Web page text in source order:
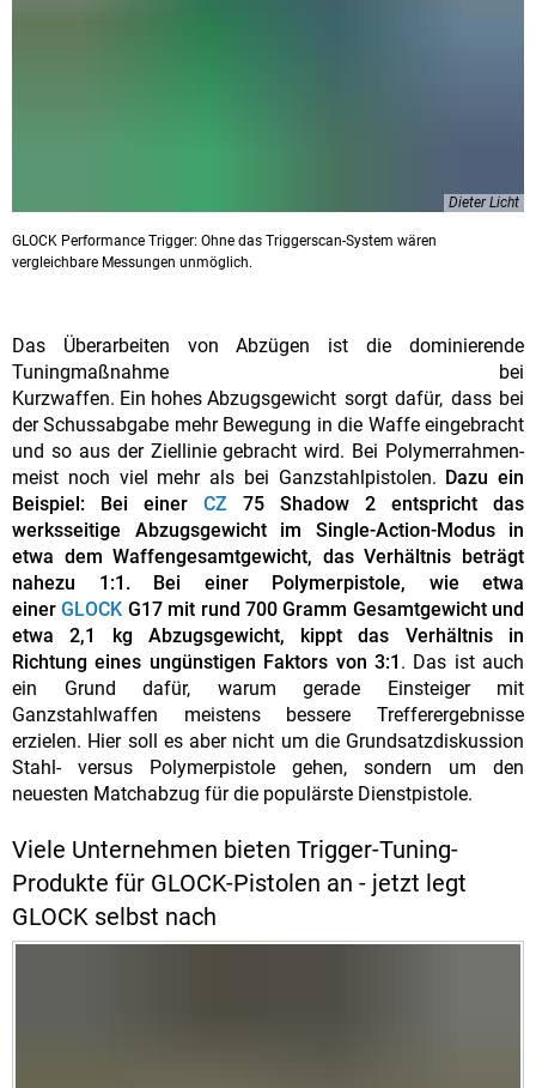
Dieter Licht
GLOCK Performance Trigger: Ohne das Triggerscan-System wären
vergleichbare Messungen unmöglich.
Das Überarbeiten von Abzügen ist die dominierende
Tuningmaßnahme bei
Kurzwaffen. Ein hohes Abzugsgewicht sorgt dafür, dass bei
der Schussabgabe mehr Bewegung in die Waffe eingebracht
und so aus der Ziellinie gebracht wird. Bei Polymerrahmen-
meist noch viel mehr als bei Ganzstahlpistolen. Dazu ein
Beispiel: Bei einer CZ 75 Shadow 2 entspricht das
werksseitige Abzugsgewicht im Single-Action-Modus in
etwa dem Waffengesamtgewicht, das Verhältnis beträgt
nahezu 1:1. Bei einer Polymerpistole, wie etwa
einerGLOCK G17 mit rund 700 Gramm Gesamtgewicht und
etwa 2,1 kg Abzugsgewicht, kippt das Verhältnis in
Richtung eines ungünstigen Faktors von 3:1 . Das ist auch
ein Grund dafür, warum gerade Einsteiger mit
Ganzstahlwaffen meistens bessere Trefferergebnisse
erzielen. Hier soll es aber nicht um die Grundsatzdiskussion
Stahl- versus Polymerpistole gehen, sondern um den
neuesten Matchabzug für die populärste Dienstpistole.
Viele Unternehmen bieten Trigger-Tuning-
Produkte für GLOCK-Pistolen an - jetzt legt
GLOCK selbst nach